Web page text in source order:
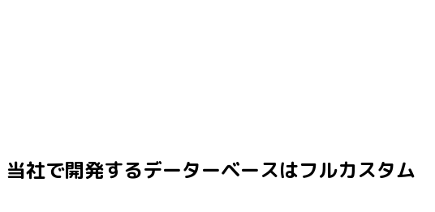
当社で開発するデーターベースはフルカスタム